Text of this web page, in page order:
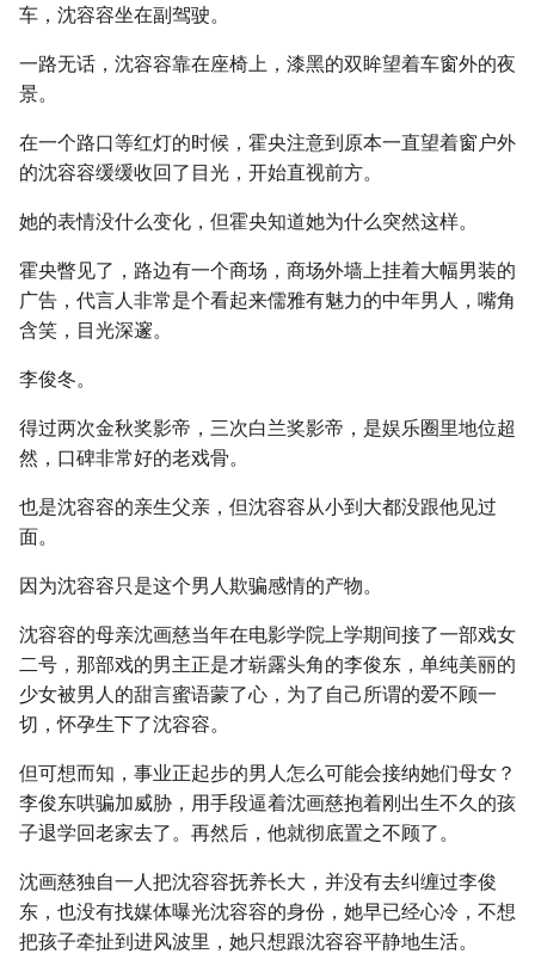
车，沈容容坐在副驾驶。
一路无话，沈容容靠在座椅上，漆黑的双眸望着车窗外的夜
景。
在一个路口等红灯的时候，霍央注意到原本一直望着窗户外
的沈容容缓缓收回了目光，开始直视前方。
她的表情没什么变化，但霍央知道她为什么突然这样。
霍央瞥见了，路边有一个商场，商场外墙上挂着大幅男装的
广告，代言人非常是个看起来儒雅有魅力的中年男人，嘴角
含笑，目光深邃。
李俊冬。
得过两次金秋奖影帝，三次白兰奖影帝，是娱乐圈里地位超
然，口碑非常好的老戏骨。
也是沈容容的亲生父亲，但沈容容从小到大都没跟他见过
面。
因为沈容容只是这个男人欺骗感情的产物。
沈容容的母亲沈画慈当年在电影学院上学期间接了一部戏女
二号，那部戏的男主正是才崭露头角的李俊东，单纯美丽的
少女被男人的甜言蜜语蒙了心，为了自己所谓的爱不顾一
切，怀孕生下了沈容容。
但可想而知，事业正起步的男人怎么可能会接纳她们母女？
李俊东哄骗加威胁，用手段逼着沈画慈抱着刚出生不久的孩
子退学回老家去了。再然后，他就彻底置之不顾了。
沈画慈独自一人把沈容容抚养长大，并没有去纠缠过李俊
东，也没有找媒体曝光沈容容的身份，她早已经心冷，不想
把孩子牵扯到进风波里，她只想跟沈容容平静地生活。